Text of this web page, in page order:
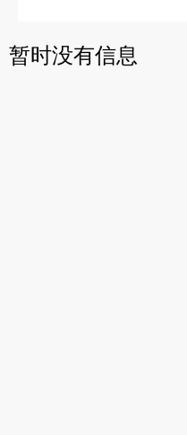
暂时没有信息